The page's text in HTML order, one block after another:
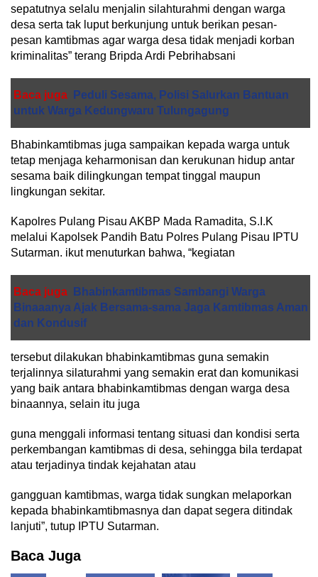
sepatutnya selalu menjalin silahturahmi dengan warga
desa serta tak luput berkunjung untuk berikan pesan-
pesan kamtibmas agar warga desa tidak menjadi korban
kriminalitas” terang Bripda Ardi Pebrihabsani
Baca juga
Peduli Sesama, Polisi Salurkan Bantuan
untuk Warga Kedungwaru Tulungagung
Bhabinkamtibmas juga sampaikan kepada warga untuk
tetap menjaga keharmonisan dan kerukunan hidup antar
sesama baik dilingkungan tempat tinggal maupun
lingkungan sekitar.
Kapolres Pulang Pisau AKBP Mada Ramadita, S.I.K
melalui Kapolsek Pandih Batu Polres Pulang Pisau IPTU
Sutarman. ikut menuturkan bahwa, “kegiatan
Baca juga
Bhabinkamtibmas Sambangi Warga
Binaaanya Ajak Bersama-sama Jaga Kamtibmas Aman
dan Kondusif
tersebut dilakukan bhabinkamtibmas guna semakin
terjalinnya silaturahmi yang semakin erat dan komunikasi
yang baik antara bhabinkamtibmas dengan warga desa
binaannya, selain itu juga
guna menggali informasi tentang situasi dan kondisi serta
perkembangan kamtibmas di desa, sehingga bila terdapat
atau terjadinya tindak kejahatan atau
gangguan kamtibmas, warga tidak sungkan melaporkan
kepada bhabinkamtibmasnya dan dapat segera ditindak
lanjuti”, tutup IPTU Sutarman.
Baca Juga